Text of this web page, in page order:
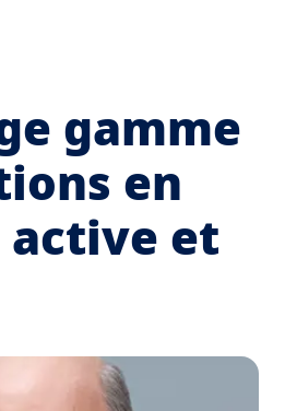
gamme
en
et